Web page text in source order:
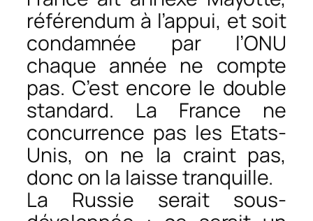
référendum à l’appui, et soit
condamnée par l’ONU
chaque année ne compte
pas. C’est encore le double
standard. La France ne
concurrence pas les Etats-
Unis, on ne la craint pas,
donc on la laisse tranquille.
La Russie serait sous-